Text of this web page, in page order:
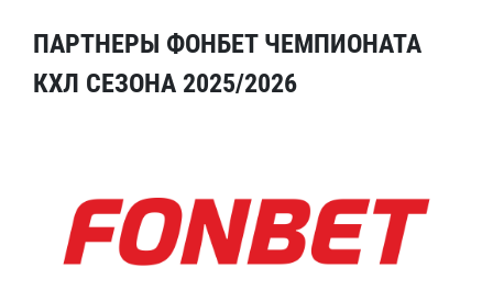
ПАРТНЕРЫ ФОНБЕТ ЧЕМПИОНАТА
КХЛ СЕЗОНА 2025/2026